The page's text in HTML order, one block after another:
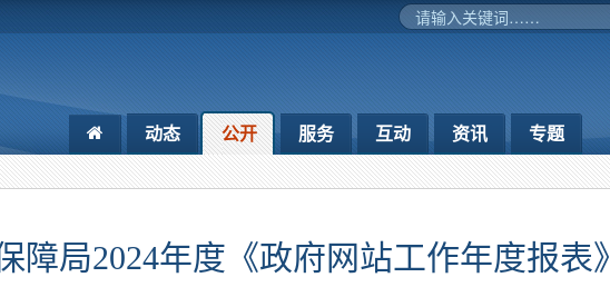
动态 公开 服务 互动 资讯 专题
障局2024年度《政府网站工作年度报表》